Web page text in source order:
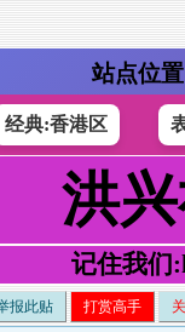
站点位
经典:香港区
洪
记住我们
报此贴 打赏高手